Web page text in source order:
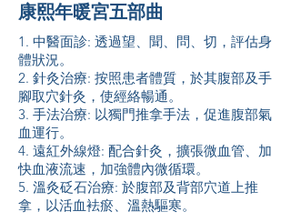
康熙年暖宮五部曲
1. 中醫面診: 透過望、聞、問、切，評估身
體狀況。
2. 針灸治療: 按照患者體質，於其腹部及手
腳取穴針灸，使經絡暢通。
3. 手法治療: 以獨門推拿手法，促進腹部氣
血運行。
4. 遠紅外線燈: 配合針灸，擴張微血管、加
快血液流速，加強體內微循環。
5. 溫灸砭石治療: 於腹部及背部穴道上推
拿，以活血袪瘀、溫熱驅寒。